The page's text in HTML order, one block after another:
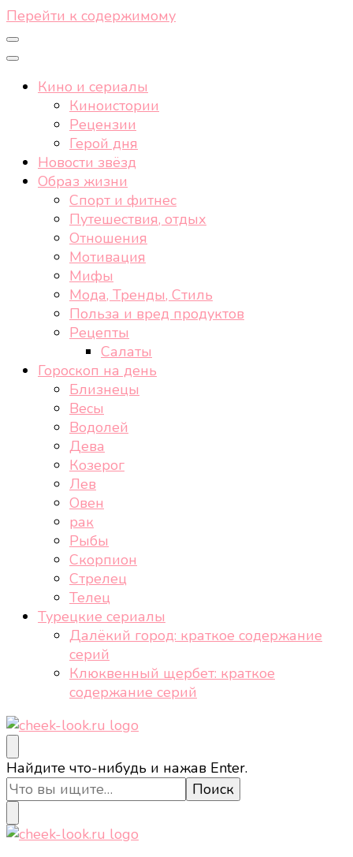
Перейти к содержимому
Кино и сериалы
Киноистории
Рецензии
Герой дня
Новости звёзд
Образ жизни
Спорт и фитнес
Путешествия, отдых
Отношения
Мотивация
Мифы
Мода, Тренды, Стиль
Польза и вред продуктов
Рецепты
Салаты
Гороскоп на день
Близнецы
Весы
Водолей
Дева
Козерог
Лев
Овен
рак
Рыбы
Скорпион
Стрелец
Телец
Турецкие сериалы
Далёкий город: краткое содержание
серий
Клюквенный щербет: краткое
содержание серий
cheek-look.ru
Женский сайт о звездах и кино, а также трендах,
здоровом образе жизни, спорте, стиле, отдыхе и
еде.
Ищите
что-
то?
Найдите что-нибудь и нажав Enter.